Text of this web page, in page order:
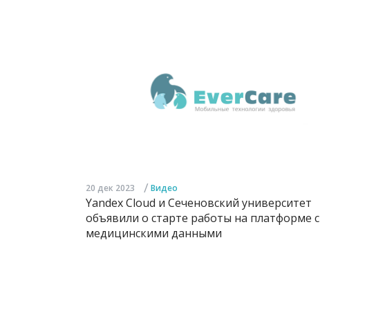
20 дек 2023 / Видео
Yandex Cloud и Сеченовский университет
объявили о старте работы на платформе с
медицинскими данными